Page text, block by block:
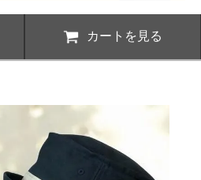
カートを見る